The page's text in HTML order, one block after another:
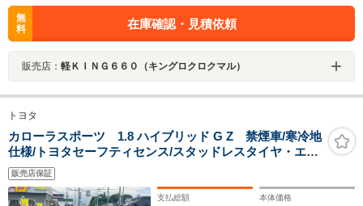
無
料
在庫確認・見積依頼
販売店： 軽ＫＩＮＧ６６０（キングロクロクマル）
トヨタ
カローラスポーツ 1.8 ハイブリッド G Z 禁煙車/寒冷地
仕様/トヨタセーフティセンス/スタッドレスタイヤ・エン
ジンスターター付属/フルセグメモリーナビ/バックカメラ/
シートヒーター/ETC/ブラインドスポットモニター/ドライ
ブレコーダー装着
販売店保証
支払総額 本体価格